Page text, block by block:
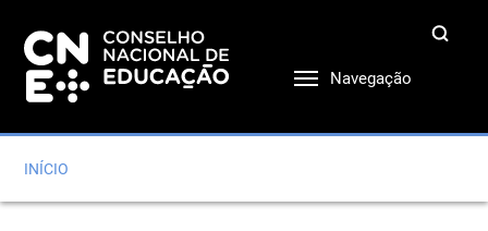
Navegação
INÍCIO